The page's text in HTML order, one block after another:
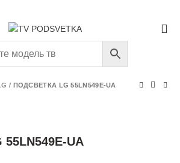
/ ПОДСВЕТКА LG 55LN549E-UA
55LN549E-UA